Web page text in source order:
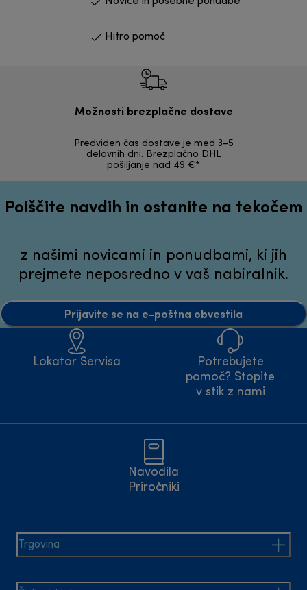
Hitro pomoč
Možnosti brezplačne dostave
Predviden čas dostave je med 3–5
delovnih dni. Brezplačno DHL
pošiljanje nad 49 €*
Poiščite navdih in ostanite na tekočem
z našimi novicami in ponudbami, ki jih
prejmete neposredno v vaš nabiralnik.
Prijavite se na e-poštna obvestila
Lokator Servisa
Potrebujete
pomoč? Stopite
v stik z nami
Navodila
Priročniki
Trgovina